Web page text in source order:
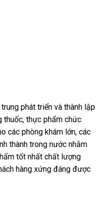
phát triển và thành lập
thuốc, thực phẩm chức
các phòng khám lớn, các
thành trong nước nhằm
tốt nhất chất lượng
hàng xứng đáng được